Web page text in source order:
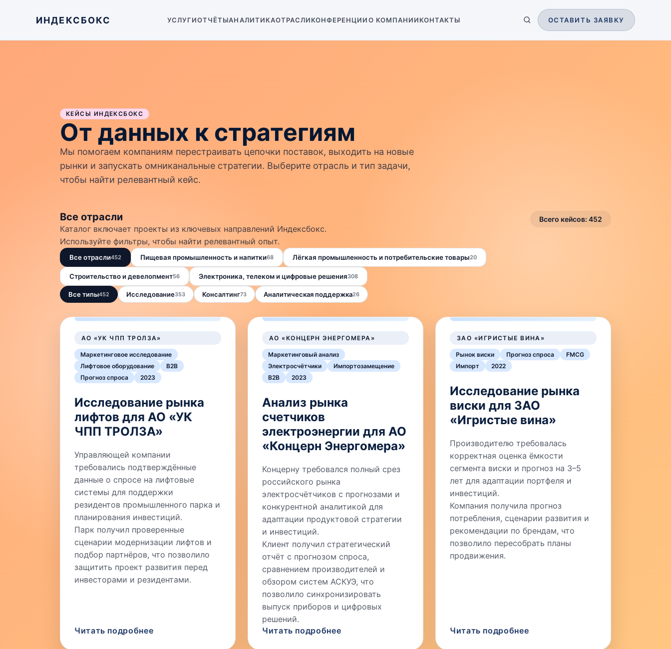
ИНДЕКСБОКС УСЛУГИОТЧЁТЫАНАЛИТИКАОТРАСЛИКОНФЕРЕНЦИИО КОМПАНИИКОНТАКТЫ ОСТАВИТЬ ЗАЯВКУ
КЕЙСЫ ИНДЕКСБОКС
От данных к стратегиям
Мы помогаем компаниям перестраивать цепочки поставок, выходить на новые
рынки и запускать омниканальные стратегии. Выберите отрасль и тип задачи,
чтобы найти релевантный кейс.
Все отрасли
Каталог включает проекты из ключевых направлений Индексбокс.
Используйте фильтры, чтобы найти релевантный опыт.
Всего кейсов: 452
Все отрасли452 Пищевая промышленность и напитки68 Лёгкая промышленность и потребительские товары20
Строительство и девелопмент56 Электроника, телеком и цифровые решения308
Все типы452 Исследование353 Консалтинг73 Аналитическая поддержка26
АО «УК ЧПП ТРОЛЗА»
Маркетинговое исследование
Лифтовое оборудование
B2B
Прогноз спроса
2023
Исследование рынка
лифтов для АО «УК
ЧПП ТРОЛЗА»
Управляющей компании
требовались подтверждённые
данные о спросе на лифтовые
системы для поддержки
резидентов промышленного парка и
планирования инвестиций.
Парк получил проверенные
сценарии модернизации лифтов и
подбор партнёров, что позволило
защитить проект развития перед
инвесторами и резидентами.
Читать подробнее
АО «КОНЦЕРН ЭНЕРГОМЕРА»
Маркетинговый анализ
Электросчётчики
Импортозамещение
B2B
2023
Анализ рынка
счетчиков
электроэнергии для АО
«Концерн Энергомера»
Концерну требовался полный срез
российского рынка
электросчётчиков с прогнозами и
конкурентной аналитикой для
адаптации продуктовой стратегии
и инвестиций.
Клиент получил стратегический
отчёт с прогнозом спроса,
сравнением производителей и
обзором систем АСКУЭ, что
позволило синхронизировать
выпуск приборов и цифровых
решений.
Читать подробнее
ЗАО «ИГРИСТЫЕ ВИНА»
Рынок виски Прогноз спроса
FMCG
Импорт
2022
Исследование рынка
виски для ЗАО
«Игристые вина»
Производителю требовалась
корректная оценка ёмкости
сегмента виски и прогноз на 3–5
лет для адаптации портфеля и
инвестиций.
Компания получила прогноз
потребления, сценарии развития и
рекомендации по брендам, что
позволило пересобрать планы
продвижения.
Читать подробнее